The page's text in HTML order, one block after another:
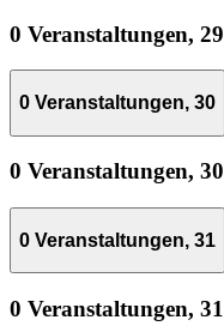
0 Veranstaltungen, 29
0 Veranstaltungen, 30
0 Veranstaltungen, 30
0 Veranstaltungen, 31
0 Veranstaltungen, 31